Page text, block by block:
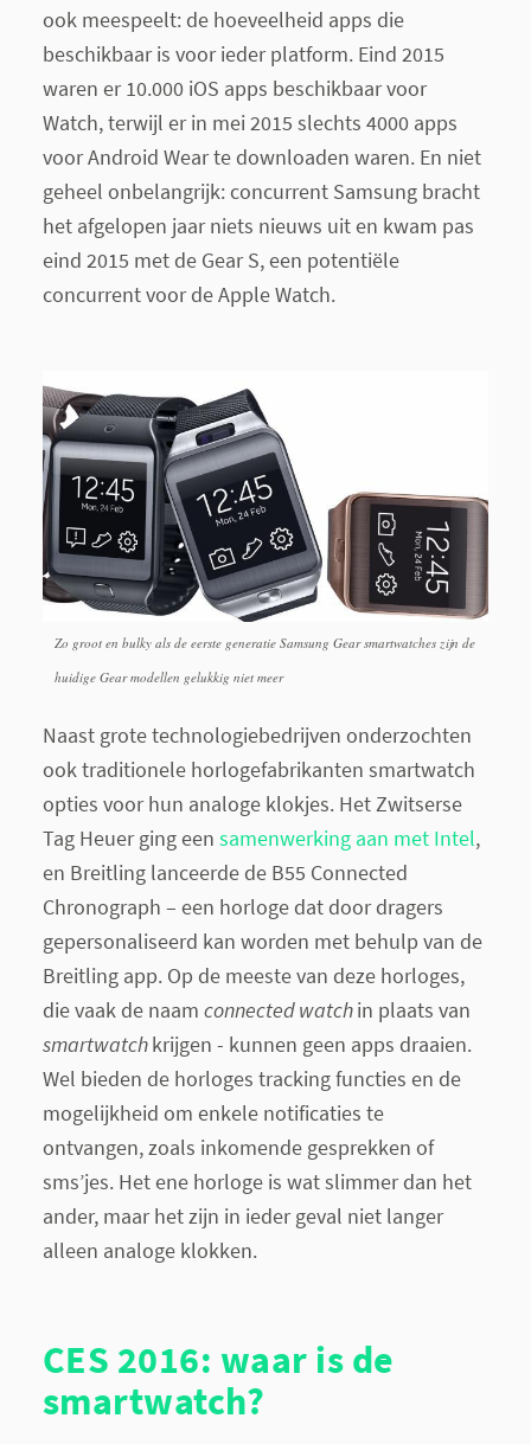
ook meespeelt: de hoeveelheid apps die
beschikbaar is voor ieder platform. Eind 2015
waren er 10.000 iOS apps beschikbaar voor
Watch, terwijl er in mei 2015 slechts 4000 apps
voor Android Wear te downloaden waren. En niet
geheel onbelangrijk: concurrent Samsung bracht
het afgelopen jaar niets nieuws uit en kwam pas
eind 2015 met de Gear S, een potentiële
concurrent voor de Apple Watch.
Zo groot en bulky als de eerste generatie Samsung Gear smartwatches zijn de
huidige Gear modellen gelukkig niet meer
Naast grote technologiebedrijven onderzochten
ook traditionele horlogefabrikanten smartwatch
opties voor hun analoge klokjes. Het Zwitserse
Tag Heuer ging een samenwerking aan met Intel,
en Breitling lanceerde de B55 Connected
Chronograph – een horloge dat door dragers
gepersonaliseerd kan worden met behulp van de
Breitling app. Op de meeste van deze horloges,
die vaak de naam connected watchin plaats van
smartwatchkrijgen - kunnen geen apps draaien.
Wel bieden de horloges tracking functies en de
mogelijkheid om enkele notificaties te
ontvangen, zoals inkomende gesprekken of
sms’jes. Het ene horloge is wat slimmer dan het
ander, maar het zijn in ieder geval niet langer
alleen analoge klokken.
CES 2016: waar is de
smartwatch?